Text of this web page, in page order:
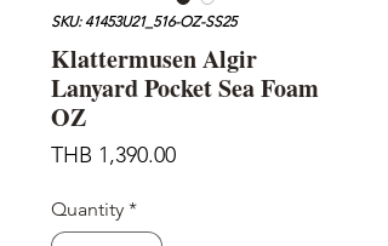
SKU: 41453U21_516-OZ-SS25
Klattermusen Algir
Lanyard Pocket Sea Foam
OZ
THB 1,390.00Price
Quantity *